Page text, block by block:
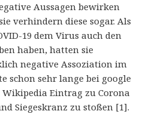
Aussagen bewirken
verhindern diese sogar. Als
19 dem Virus auch den
haben, hatten sie
negative Assoziation im
schon sehr lange bei google
Eintrag zu Corona
Siegeskranz zu stoßen [1].